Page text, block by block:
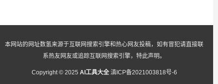
本网站的网址数氢来源于互联网搜索引擎和热心网友投稿，如有冒犯请直接联
系热友网友或追踪互联网搜索引擎，特此声明。
Copyright © 2025 AI工具大全 滇ICP备2021003818号-6